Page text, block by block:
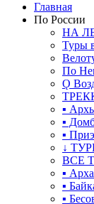
Главная
По России
НА
Туры
По
Ǫ
▪
▪
▪
↓
ВСЕ
▪
▪
▪